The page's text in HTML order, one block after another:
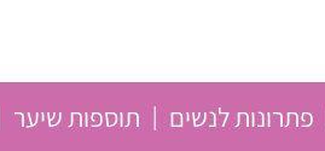
פתרונות לנשים תוספות שיער